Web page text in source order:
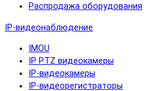
Распродажа оборудования
IP-видеонаблюдение
IMOU
IP PTZ видеокамеры
IP-видеокамеры
IP-видеорегистраторы